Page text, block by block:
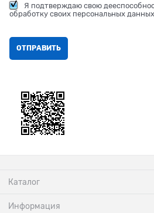
Я подтверждаю свою
обработку своих персональных данных.
Каталог
Информация